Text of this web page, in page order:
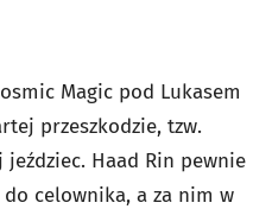
Magic pod Lukasem
przeszkodzie, tzw.
Haad Rin pewnie
celownika, a za nim w